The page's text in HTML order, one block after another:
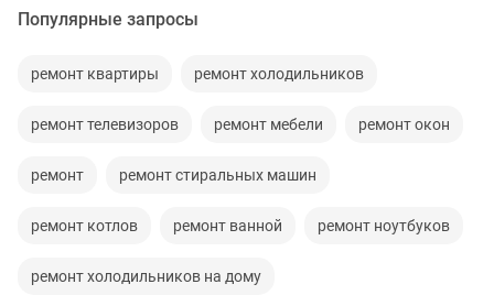
Популярные запросы
ремонт квартиры ремонт холодильников
ремонт телевизоров ремонт мебели ремонт окон
ремонт ремонт стиральных машин
ремонт котлов ремонт ванной ремонт ноутбуков
ремонт холодильников на дому